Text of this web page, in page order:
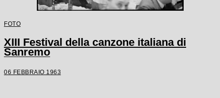
FOTO
XIII Festival della canzone italiana di
Sanremo
06 FEBBRAIO 1963